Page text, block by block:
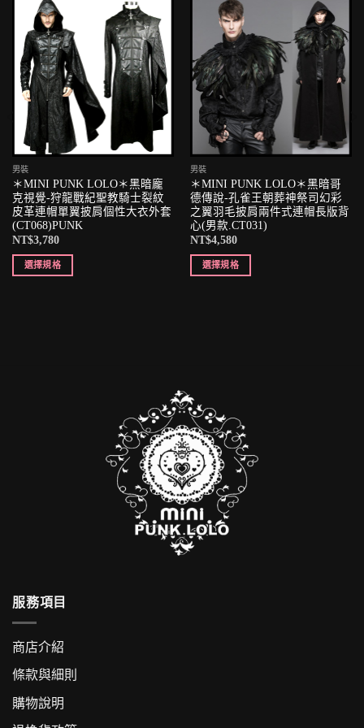
男裝
＊MINI PUNK LOLO＊黑暗龐
克視覺-狩龍戰紀聖教騎士裂紋
皮革連帽單翼披肩個性大衣外套
(CT068)PUNK
NT$3,780
選擇規格
男裝
＊MINI PUNK LOLO＊黑暗哥
德傳說-孔雀王朝葬神祭司幻彩
之翼羽毛披肩兩件式連帽長版背
心(男款.CT031)
NT$4,580
選擇規格
服務項目
商店介紹
條款與細則
購物說明